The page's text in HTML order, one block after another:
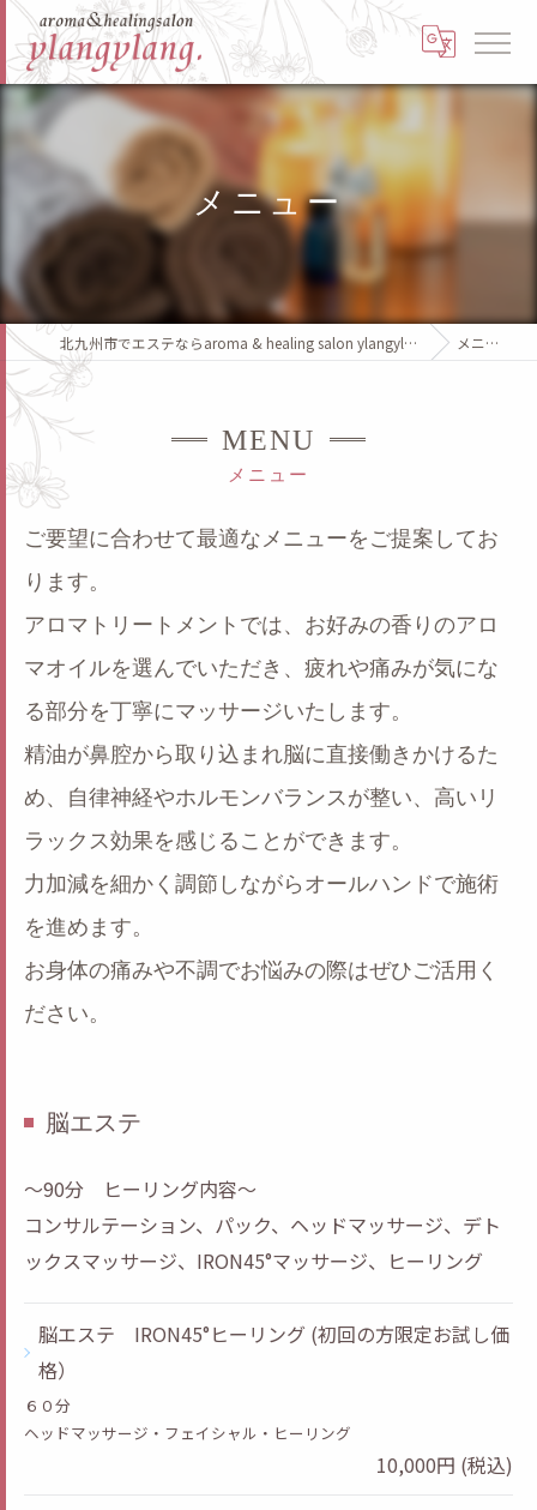
メニュー
北九州市でエステならaroma & healing salon ylangylang. メニュー
メニュー
MENU
ご要望に合わせて最適なメニューをご提案してお
ります。
アロマトリートメントでは、お好みの香りのアロ
マオイルを選んでいただき、疲れや痛みが気にな
る部分を丁寧にマッサージいたします。
精油が鼻腔から取り込まれ脳に直接働きかけるた
め、自律神経やホルモンバランスが整い、高いリ
ラックス効果を感じることができます。
力加減を細かく調節しながらオールハンドで施術
を進めます。
お身体の痛みや不調でお悩みの際はぜひご活用く
ださい。
脳エステ
～90分 ヒーリング内容～
コンサルテーション、パック、ヘッドマッサージ、デト
ックスマッサージ、IRON45°マッサージ、ヒーリング
脳エステ IRON45°ヒーリング (初回の方限定お試し価
格）
６０分
ヘッドマッサージ・フェイシャル・ヒーリング
10,000円 (税込)